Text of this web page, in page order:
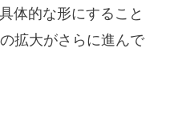
体的な形にすること
拡大がさらに進んで